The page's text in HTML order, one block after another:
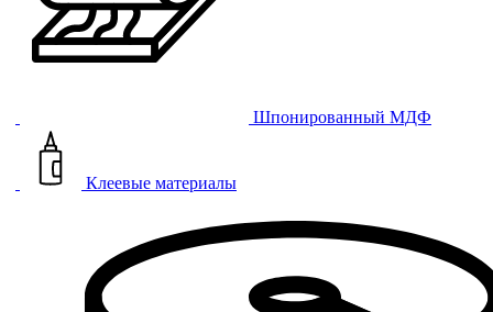
Шпонированный МДФ
Клеевые материалы